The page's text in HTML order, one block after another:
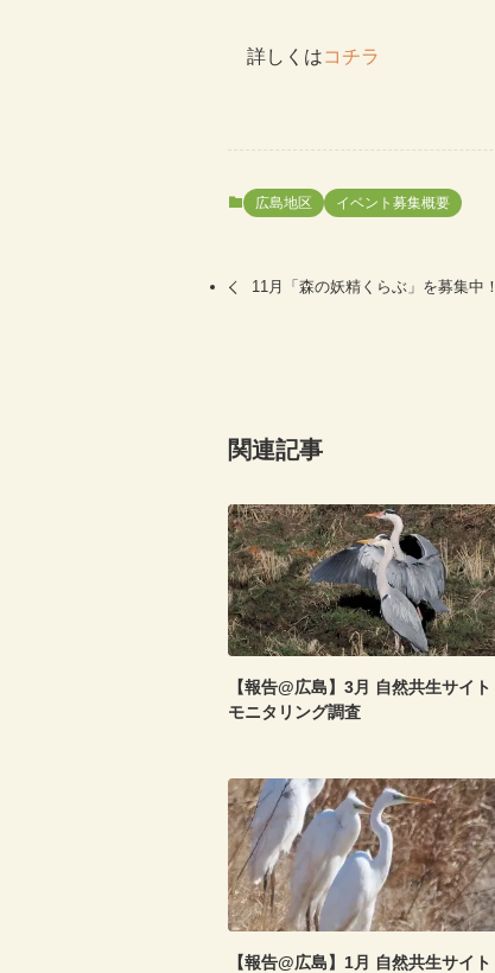
詳しくはコチラ
広島地区 イベント募集概要
11月「森の妖精くらぶ」を募集中！
関連記事
【報告@広島】3月 自然共生サイト
モニタリング調査
【報告@広島】1月 自然共生サイト